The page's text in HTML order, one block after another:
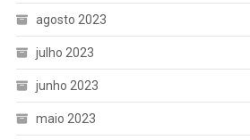
agosto 2023
julho 2023
junho 2023
maio 2023